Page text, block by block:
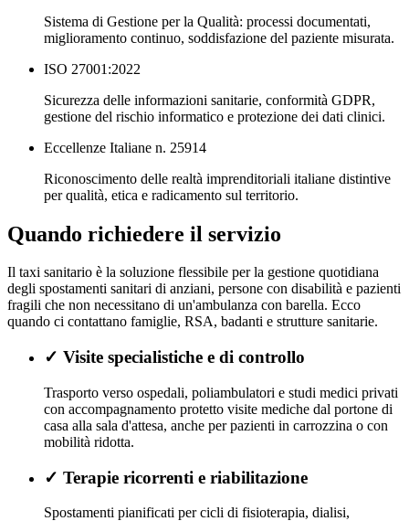
Sistema di Gestione per la Qualità: processi documentati,
miglioramento continuo, soddisfazione del paziente misurata.
ISO 27001:2022
Sicurezza delle informazioni sanitarie, conformità GDPR,
gestione del rischio informatico e protezione dei dati clinici.
Eccellenze Italiane n. 25914
Riconoscimento delle realtà imprenditoriali italiane distintive
per qualità, etica e radicamento sul territorio.
Quando richiedere il servizio
Il taxi sanitario è la soluzione flessibile per la gestione quotidiana
degli spostamenti sanitari di anziani, persone con disabilità e pazienti
fragili che non necessitano di un'ambulanza con barella. Ecco
quando ci contattano famiglie, RSA, badanti e strutture sanitarie.
✓ Visite specialistiche e di controllo
Trasporto verso ospedali, poliambulatori e studi medici privati
con accompagnamento protetto visite mediche dal portone di
casa alla sala d'attesa, anche per pazienti in carrozzina o con
mobilità ridotta.
✓ Terapie ricorrenti e riabilitazione
Spostamenti pianificati per cicli di fisioterapia, dialisi,